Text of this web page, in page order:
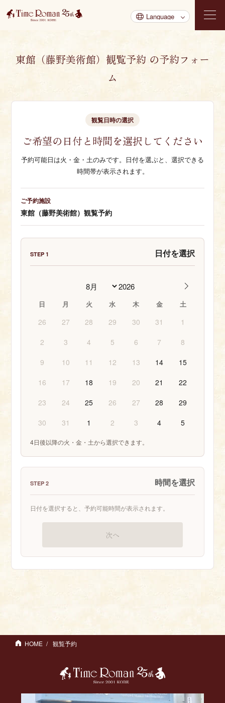
東館（藤野美術館）観覧予約 の予約フォー
ム
観覧日時の選択
ご希望の日付と時間を選択してください
予約可能日は火・金・土のみです。日付を選ぶと、選択できる
時間帯が表示されます。
ご予約施設
東館（藤野美術館）観覧予約
STEP 1 日付を選択
日 月 火 水 木 金 土
26 27 28 29 30 31
1
2
3 4 5 6 7
8
9
10 11 12 13 14
15
16
17 18 19 20 21
22
23
24 25 26 27 28
29
30
31 1 2 3 4 5
4日後以降の火・金・土から選択できます。
STEP 2 時間を選択
日付を選択すると、予約可能時間が表示されます。
次へ
HOME 観覧予約